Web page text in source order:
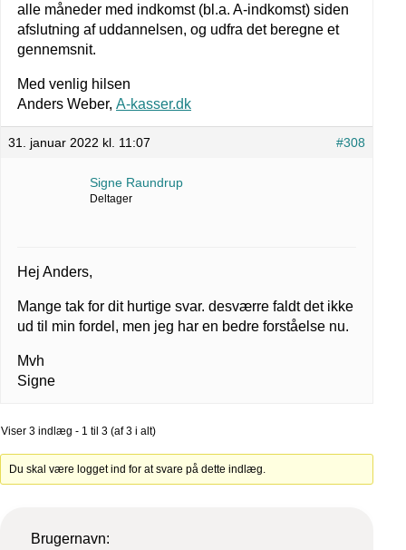
alle måneder med indkomst (bl.a. A-indkomst) siden
afslutning af uddannelsen, og udfra det beregne et
gennemsnit.
Med venlig hilsen
Anders Weber, A-kasser.dk
31. januar 2022 kl. 11:07 #308
Signe Raundrup
Deltager
Hej Anders,
Mange tak for dit hurtige svar. desværre faldt det ikke
ud til min fordel, men jeg har en bedre forståelse nu.
Mvh
Signe
Viser 3 indlæg - 1 til 3 (af 3 i alt)
Du skal være logget ind for at svare på dette indlæg.
Brugernavn: